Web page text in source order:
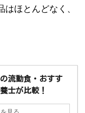
ほとんどなく、
流動食・おすす
士が比較！